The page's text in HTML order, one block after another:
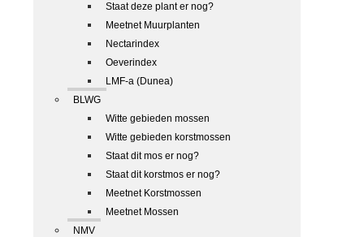
Staat deze plant er nog?
Meetnet Muurplanten
Nectarindex
Oeverindex
LMF-a (Dunea)
BLWG
Witte gebieden mossen
Witte gebieden korstmossen
Staat dit mos er nog?
Staat dit korstmos er nog?
Meetnet Korstmossen
Meetnet Mossen
NMV